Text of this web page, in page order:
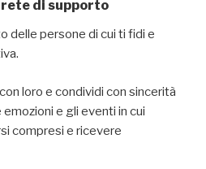
di supporto
delle persone di cui ti fidi e
loro e condividi con sincerità
e gli eventi in cui
compresi e ricevere